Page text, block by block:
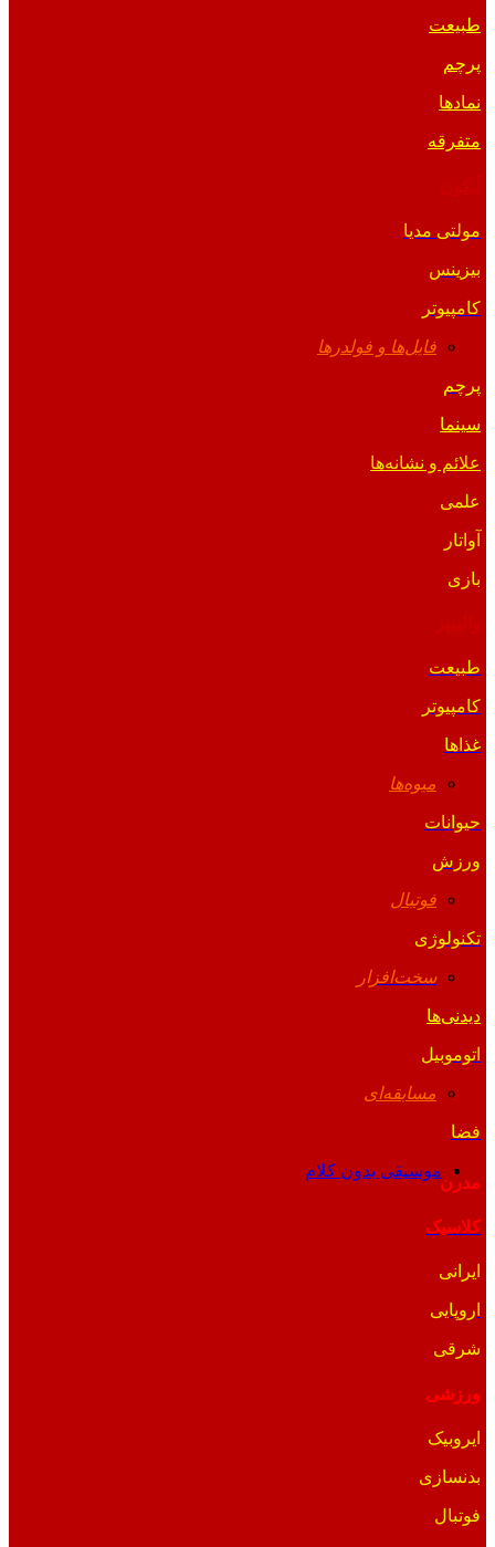
طبیعت
پرچم
نمادها
متفرقه
مولتی مدیا
بیزینس
کامپیوتر
فایل‌ها و فولدرها
پرچم
سینما
علائم و نشانه‌ها
علمی
آواتار
بازی
طبیعت
کامپیوتر
غذاها
میوه‌ها
حیوانات
ورزش
فوتبال
تکنولوژی
سخت‌افزار
دیدنی‌ها
اتوموبیل
مسابقه‌ای
فضا
موسیقی بدون کلام
مدرن
کلاسیک
ایرانی
اروپایی
شرقی
ورزشی
ایروبیک
بدنسازی
فوتبال